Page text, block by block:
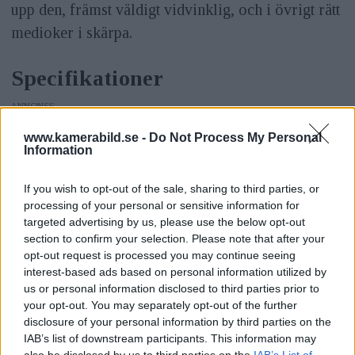
www.kamerabild.se - Do Not Process My Personal
Information
If you wish to opt-out of the sale, sharing to third parties, or
processing of your personal or sensitive information for
targeted advertising by us, please use the below opt-out
section to confirm your selection. Please note that after your
opt-out request is processed you may continue seeing
interest-based ads based on personal information utilized by
us or personal information disclosed to third parties prior to
your opt-out. You may separately opt-out of the further
disclosure of your personal information by third parties on the
IAB’s list of downstream participants. This information may
upp den, främst väldigt vidvinklig, och i övrigt rätt
medioker i skärpa.
Specifikationer
ANNONS
TillverkareOneplus
Pris: Från 10 500 kr
Upplösning: 48 Megapixel
Vidvinkellins: Ja
Optisk zoom: 3,3x
Optisk bildstabilisering: Ja